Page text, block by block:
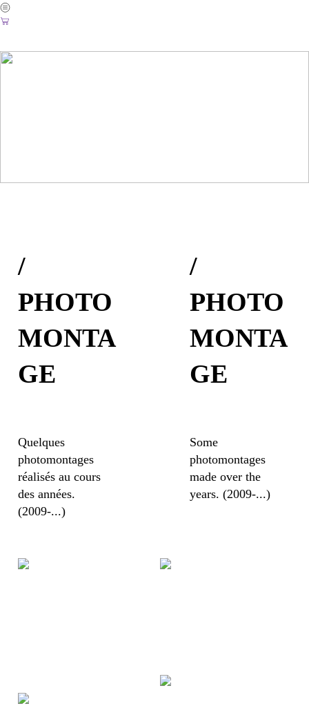
︎
︎
/
PHOTO
MONTA
GE
/
PHOTO
MONTA
GE
Quelques
photomontages
réalisés au cours
des années.
(2009-...)
Some
photomontages
made over the
years. (2009-...)